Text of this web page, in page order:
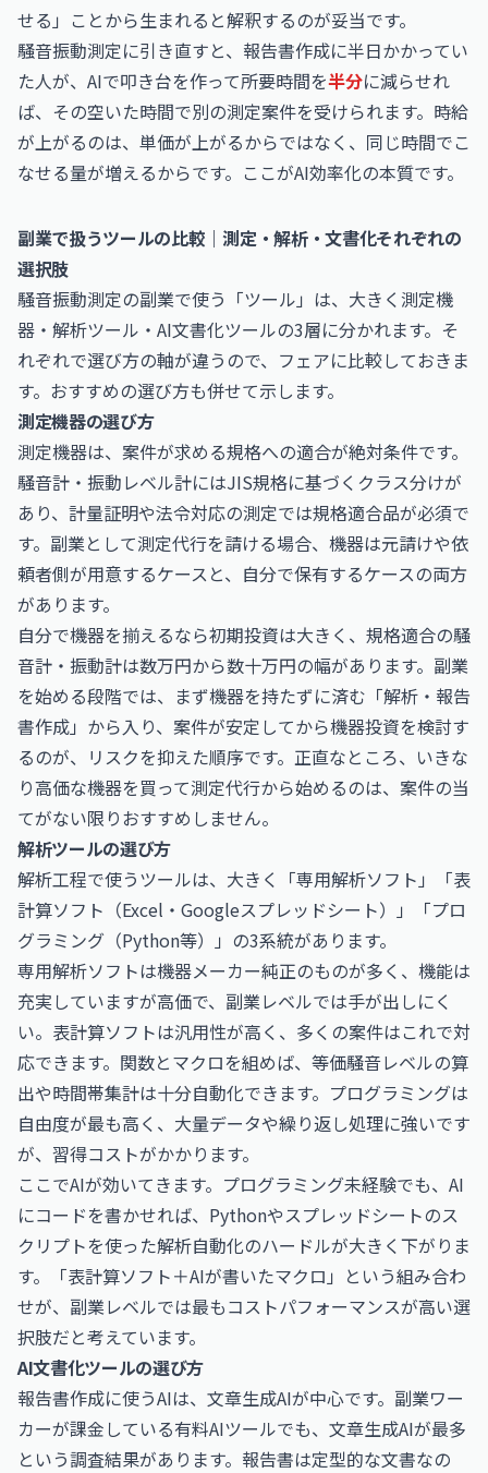
せる」ことから生まれると解釈するのが妥当です。
騒音振動測定に引き直すと、報告書作成に半日かかってい
た人が、AIで叩き台を作って所要時間を半分に減らせれ
ば、その空いた時間で別の測定案件を受けられます。時給
が上がるのは、単価が上がるからではなく、同じ時間でこ
なせる量が増えるからです。ここがAI効率化の本質です。
副業で扱うツールの比較｜測定・解析・文書化それぞれの
選択肢
騒音振動測定の副業で使う「ツール」は、大きく測定機
器・解析ツール・AI文書化ツールの3層に分かれます。そ
れぞれで選び方の軸が違うので、フェアに比較しておきま
す。おすすめの選び方も併せて示します。
測定機器の選び方
測定機器は、案件が求める規格への適合が絶対条件です。
騒音計・振動レベル計にはJIS規格に基づくクラス分けが
あり、計量証明や法令対応の測定では規格適合品が必須で
す。副業として測定代行を請ける場合、機器は元請けや依
頼者側が用意するケースと、自分で保有するケースの両方
があります。
自分で機器を揃えるなら初期投資は大きく、規格適合の騒
音計・振動計は数万円から数十万円の幅があります。副業
を始める段階では、まず機器を持たずに済む「解析・報告
書作成」から入り、案件が安定してから機器投資を検討す
るのが、リスクを抑えた順序です。正直なところ、いきな
り高価な機器を買って測定代行から始めるのは、案件の当
てがない限りおすすめしません。
解析ツールの選び方
解析工程で使うツールは、大きく「専用解析ソフト」「表
計算ソフト（Excel・Googleスプレッドシート）」「プロ
グラミング（Python等）」の3系統があります。
専用解析ソフトは機器メーカー純正のものが多く、機能は
充実していますが高価で、副業レベルでは手が出しにく
い。表計算ソフトは汎用性が高く、多くの案件はこれで対
応できます。関数とマクロを組めば、等価騒音レベルの算
出や時間帯集計は十分自動化できます。プログラミングは
自由度が最も高く、大量データや繰り返し処理に強いです
が、習得コストがかかります。
ここでAIが効いてきます。プログラミング未経験でも、AI
にコードを書かせれば、Pythonやスプレッドシートのス
クリプトを使った解析自動化のハードルが大きく下がりま
す。「表計算ソフト＋AIが書いたマクロ」という組み合わ
せが、副業レベルでは最もコストパフォーマンスが高い選
択肢だと考えています。
AI文書化ツールの選び方
報告書作成に使うAIは、文章生成AIが中心です。副業ワー
カーが課金している有料AIツールでも、文章生成AIが最多
という調査結果があります。報告書は定型的な文書なの